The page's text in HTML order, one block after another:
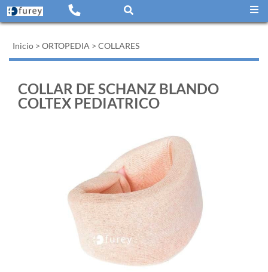
Inicio > ORTOPEDIA > COLLARES
COLLAR DE SCHANZ BLANDO
COLTEX PEDIATRICO